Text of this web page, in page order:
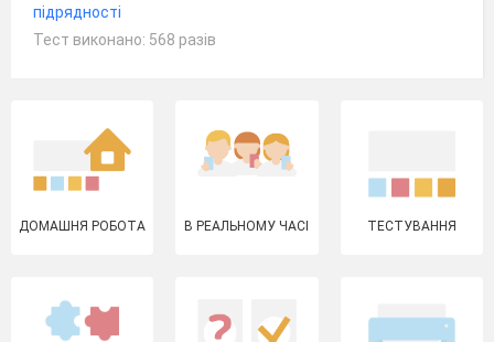
підрядності
Тест виконано: 568 разів
ДОМАШНЯ РОБОТА В РЕАЛЬНОМУ ЧАСІ ТЕСТУВАННЯ